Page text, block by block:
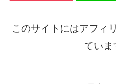
このサイトにはアフィ
ていま